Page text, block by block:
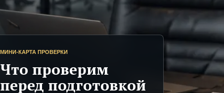
МИНИ-КАРТА ПРОВЕРКИ
Что проверим
перед подготовкой